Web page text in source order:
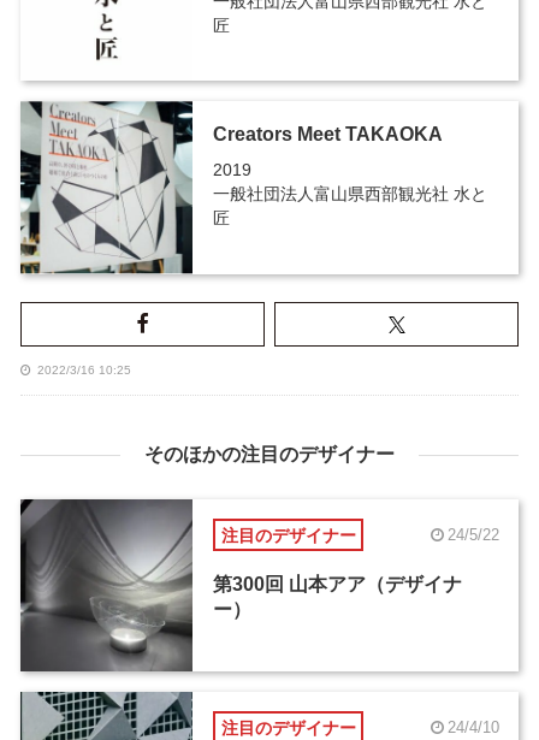
匠
Creators Meet TAKAOKA
2019
一般社団法人富山県西部観光社 水と
匠
2022/3/16 10:25
そのほかの注目のデザイナー
注目のデザイナー 24/5/22
第300回 山本アア（デザイナ
ー）
注目のデザイナー 24/4/10